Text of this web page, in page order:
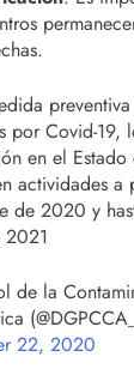
por Covid-19,
en el
actividades
de 2020 y
de la
22, 2020